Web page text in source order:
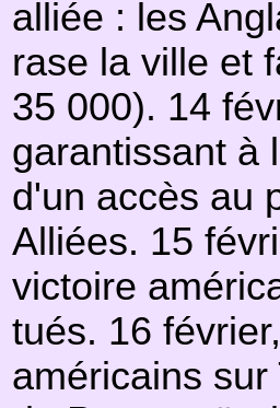
alliée : les
rase la ville et
35 000). 14
garantissant à
d'un accès au
Alliées. 15
victoire
tués. 16
américains